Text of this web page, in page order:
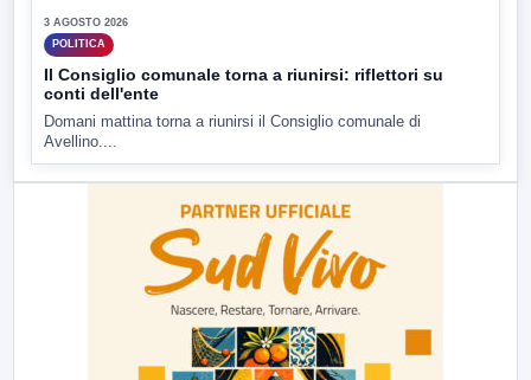
3 AGOSTO 2026
POLITICA
Il Consiglio comunale torna a riunirsi: riflettori su
conti dell'ente
Domani mattina torna a riunirsi il Consiglio comunale di
Avellino....